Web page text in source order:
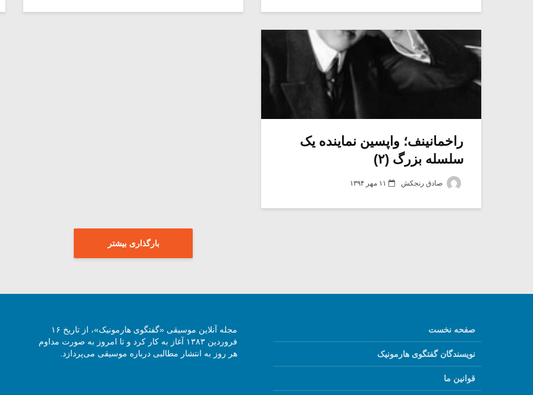
راخمانینف؛ واپسین نماینده یک
سلسله بزرگ (۲)
صادق رنجکش ۱۱ مهر ۱۳۹۴
بارگذاری بیشتر
صفحه نخست
نویسندگان گفتگوی هارمونیک
قوانین ما
مجله آنلاین موسیقی «گفتگوی هارمونیک»، از تاریخ ۱۶
فروردین ۱۳۸۳ آغاز به کار کرد و تا امروز به صورت مداوم
هر روز به انتشار مطالبی درباره موسیقی می‌پردازد.